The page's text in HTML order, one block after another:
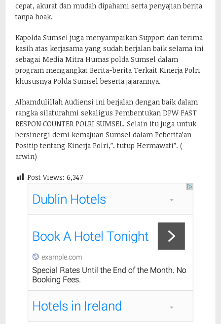
cepat, akurat dan mudah dipahami serta penyajian berita
tanpa hoak.
Kapolda Sumsel juga menyampaikan Support dan terima
kasih atas kerjasama yang sudah berjalan baik selama ini
sebagai Media Mitra Humas polda Sumsel dalam
program mengangkat Berita-berita Terkait Kinerja Polri
khususnya Polda Sumsel beserta jajarannya.
Alhamdulillah Audiensi ini berjalan dengan baik dalam
rangka silaturahmi sekaligus Pembentukan DPW FAST
RESPON COUNTER POLRI SUMSEL. Selain itu juga untuk
bersinergi demi kemajuan Sumsel dalam Peberita’an
Positip tentang Kinerja Polri,”. tutup Hermawati”. (
arwin)
Post Views: 6,347